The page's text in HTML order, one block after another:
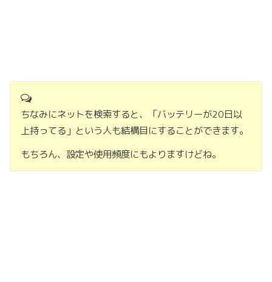
ちなみにネットを検索すると、「バッテリーが20日以
上持ってる」という人も結構目にすることができます。
もちろん、設定や使用頻度にもよりますけどね。